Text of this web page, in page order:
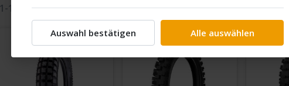
1-14 von14
Auswahl bestätigen Alle auswählen